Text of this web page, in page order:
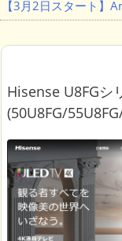
【3月2日スタート】
Hisense U8FGシ
(50U8FG/